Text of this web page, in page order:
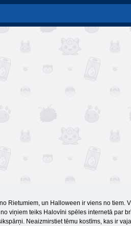
Rietumiem, un Halloween ir viens no tiem.
viņiem teiks Halovīni spēles internetā par
Neaizmirstiet tēmu kostīms, kas ir